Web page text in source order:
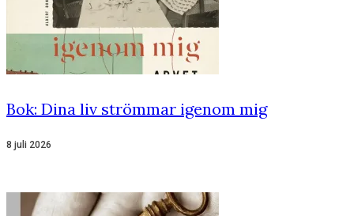
Bok: Dina liv strömmar igenom mig
8 juli 2026